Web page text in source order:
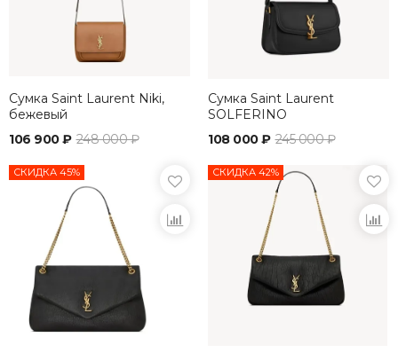
Сумка Saint Laurent Niki,
бежевый
106 900 ₽ 248 000 ₽
Сумка Saint Laurent
SOLFERINO
108 000 ₽ 245 000 ₽
СКИДКА 45% СКИДКА 42%